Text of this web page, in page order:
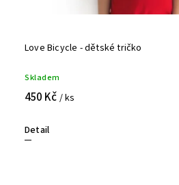
Love Bicycle - dětské tričko
Skladem
450 Kč / ks
Detail